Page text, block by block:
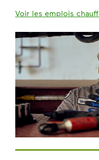
Voir les emplois